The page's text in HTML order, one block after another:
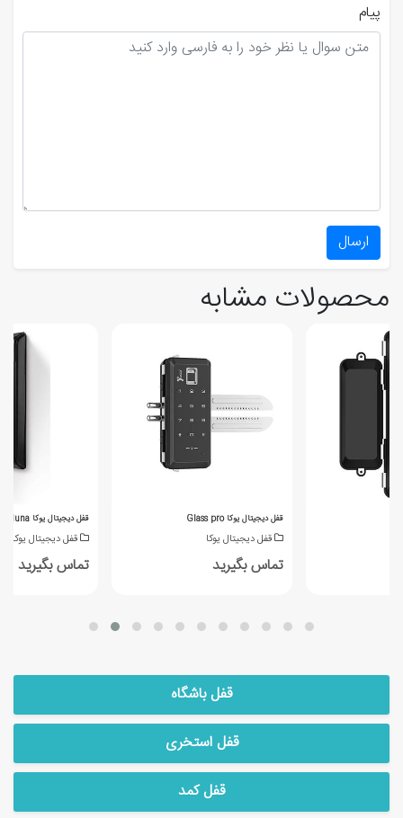
پیام
ارسال
محصولات مشابه
قفل دیجیتال یوکا luna
قفل دیجیتال یوکا
تماس بگیرید
قفل دیجیتال یوکا Glass pro
قفل دیجیتال یوکا
تماس بگیرید
قفل باشگاه
قفل استخری
قفل کمد